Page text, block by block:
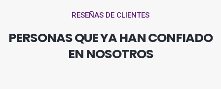
RESEÑAS DE CLIENTES
PERSONAS QUE YA HAN CONFIADO
EN NOSOTROS